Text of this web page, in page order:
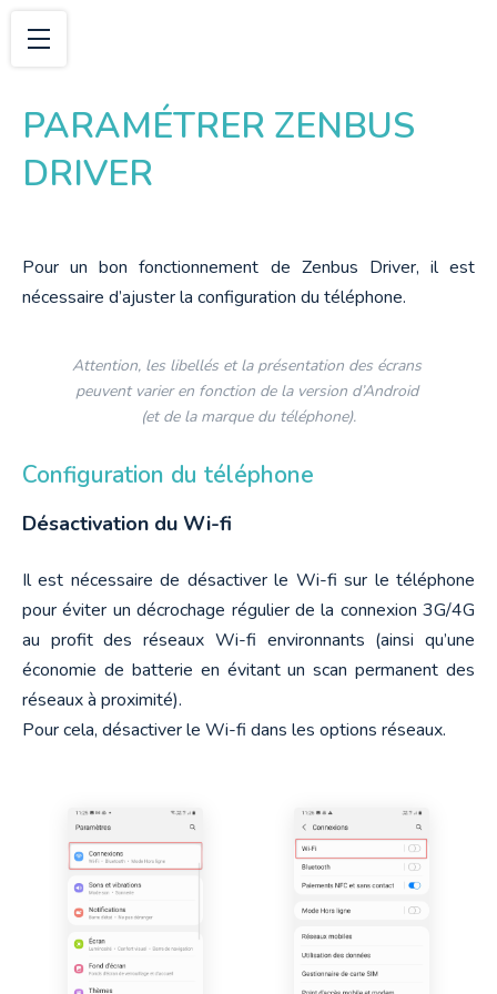
PARAMÉTRER ZENBUS
DRIVER
Pour un bon fonctionnement de Zenbus Driver, il est
nécessaire d’ajuster la configuration du téléphone.
Attention, les libellés et la présentation des écrans
peuvent varier en fonction de la version d’Android
(et de la marque du téléphone).
Configuration du téléphone
Désactivation du Wi-fi
Il est nécessaire de désactiver le Wi-fi sur le téléphone
pour éviter un décrochage régulier de la connexion 3G/4G
au profit des réseaux Wi-fi environnants (ainsi qu’une
économie de batterie en évitant un scan permanent des
réseaux à proximité).
Pour cela, désactiver le Wi-fi dans les options réseaux.